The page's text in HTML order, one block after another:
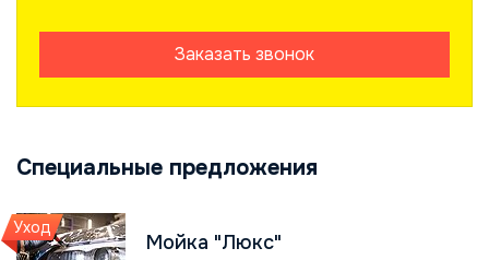
Заказать звонок
Специальные предложения
Уход
Мойка "Люкс"